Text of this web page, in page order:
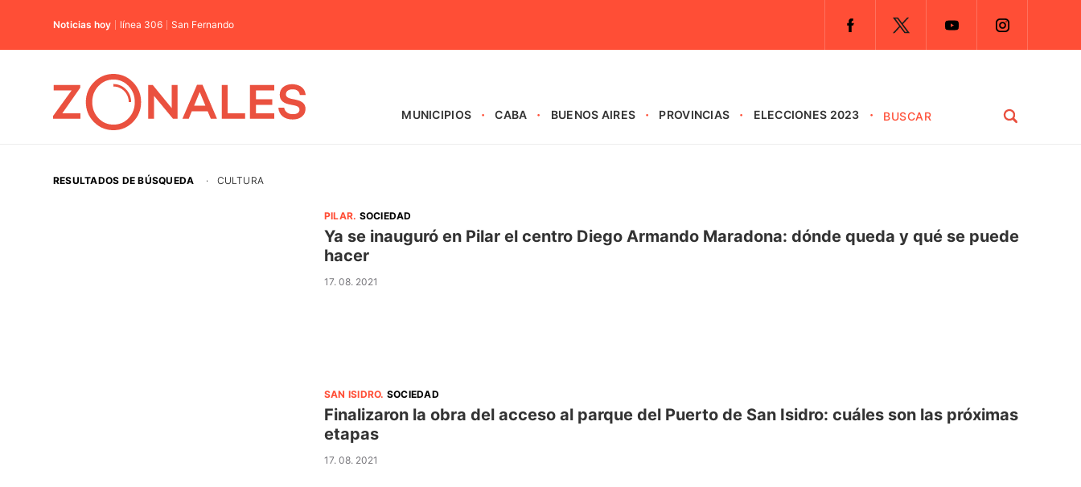
Noticias hoy línea 306 San Fernando
MUNICIPIOS CABA BUENOS AIRES PROVINCIAS ELECCIONES 2023
RESULTADOS DE BÚSQUEDA · CULTURA
PILAR. SOCIEDAD
Ya se inauguró en Pilar el centro Diego Armando Maradona: dónde queda y qué se puede
hacer
17. 08. 2021
SAN ISIDRO. SOCIEDAD
Finalizaron la obra del acceso al parque del Puerto de San Isidro: cuáles son las próximas
etapas
17. 08. 2021